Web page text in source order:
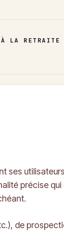
LA RETRAITE
ses
précise
de